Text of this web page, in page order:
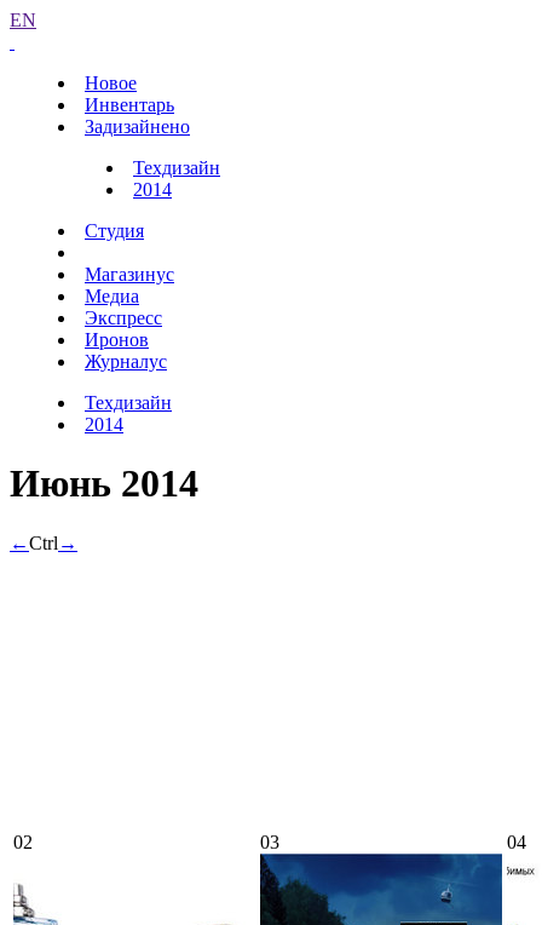
EN
Новое
Инвентарь
Задизайнено
Техдизайн
2014
Студия
Магазинус
Медиа
Экспресс
Иронов
Журналус
Техдизайн
2014
Июнь 2014
←Ctrl →
02 03 04